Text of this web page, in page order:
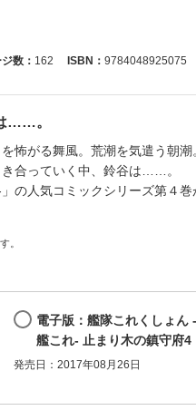
数： 162 ISBN： 9784048925075
……。
怖がる舞風。荒潮を気遣う朝潮
合っていく中、鈴谷は……。
の人気コミックシリーズ第４巻
。
電子版：艦隊これくしょん -
艦これ- 止まり木の鎮守府4
発売日：2017年08月26日